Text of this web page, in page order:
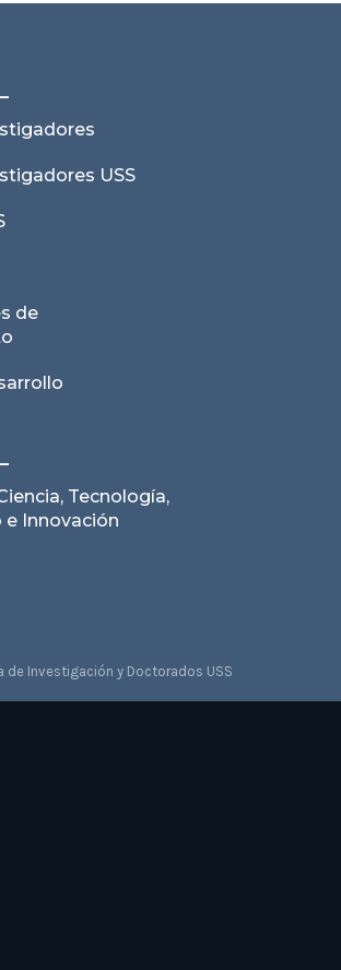
USS
de
Tecnología,
Innovación
Investigación y Doctorados USS